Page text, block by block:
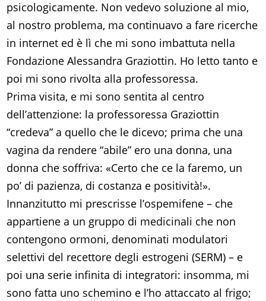
psicologicamente. Non vedevo soluzione al mio,
al nostro problema, ma continuavo a fare ricerche
in internet ed è lì che mi sono imbattuta nella
Fondazione Alessandra Graziottin. Ho letto tanto e
poi mi sono rivolta alla professoressa.
Prima visita, e mi sono sentita al centro
dell’attenzione: la professoressa Graziottin
“credeva” a quello che le dicevo; prima che una
vagina da rendere “abile” ero una donna, una
donna che soffriva: «Certo che ce la faremo, un
po’ di pazienza, di costanza e positività!».
Innanzitutto mi prescrisse l’ospemifene – che
appartiene a un gruppo di medicinali che non
contengono ormoni, denominati modulatori
selettivi del recettore degli estrogeni (SERM) – e
poi una serie infinita di integratori: insomma, mi
sono fatta uno schemino e l’ho attaccato al frigo;